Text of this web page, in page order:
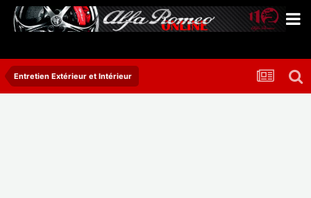
Entretien Extérieur et Intérieur